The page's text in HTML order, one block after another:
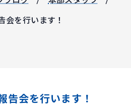
会を行います！
告会を行います！